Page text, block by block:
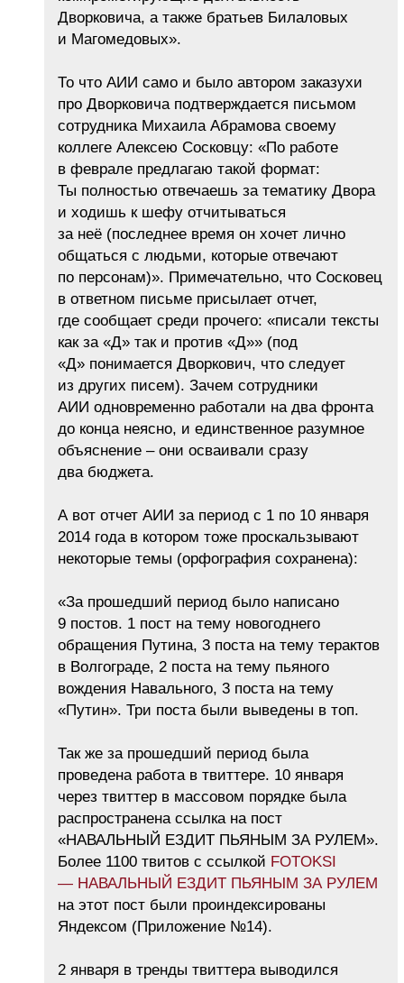
Дворковича, а также братьев Билаловых
и Магомедовых».
То что АИИ само и было автором заказухи
про Дворковича подтверждается письмом
сотрудника Михаила Абрамова своему
коллеге Алексею Сосковцу: «По работе
в феврале предлагаю такой формат:
Ты полностью отвечаешь за тематику Двора
и ходишь к шефу отчитываться
за неё (последнее время он хочет лично
общаться с людьми, которые отвечают
по персонам)». Примечательно, что Сосковец
в ответном письме присылает отчет,
где сообщает среди прочего: «писали тексты
как за «Д» так и против «Д»» (под
«Д» понимается Дворкович, что следует
из других писем). Зачем сотрудники
АИИ одновременно работали на два фронта
до конца неясно, и единственное разумное
объяснение – они осваивали сразу
два бюджета.
А вот отчет АИИ за период с 1 по 10 января
2014 года в котором тоже проскальзывают
некоторые темы (орфография сохранена):
«За прошедший период было написано
9 постов. 1 пост на тему новогоднего
обращения Путина, 3 поста на тему терактов
в Волгограде, 2 поста на тему пьяного
вождения Навального, 3 поста на тему
«Путин». Три поста были выведены в топ.
Так же за прошедший период была
проведена работа в твиттере. 10 января
через твиттер в массовом порядке была
распространена ссылка на пост
«НАВАЛЬНЫЙ ЕЗДИТ ПЬЯНЫМ ЗА РУЛЕМ».
Более 1100 твитов с ссылкой FOTOKSI
— НАВАЛЬНЫЙ ЕЗДИТ ПЬЯНЫМ ЗА РУЛЕМ
на этот пост были проиндексированы
Яндексом (Приложение №14).
2 января в тренды твиттера выводился